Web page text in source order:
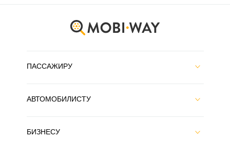
ПАССАЖИРУ
АВТОМОБИЛИСТУ
БИЗНЕСУ